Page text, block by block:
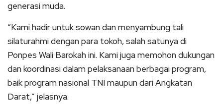
generasi muda.
“Kami hadir untuk sowan dan menyambung tali
silaturahmi dengan para tokoh, salah satunya di
Ponpes Wali Barokah ini. Kami juga memohon dukungan
dan koordinasi dalam pelaksanaan berbagai program,
baik program nasional TNI maupun dari Angkatan
Darat,” jelasnya.